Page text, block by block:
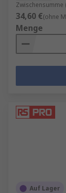
Zwischensumme
34,60 €(ohne
Menge
Auf Lager